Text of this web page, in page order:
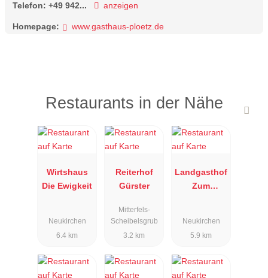
Telefon: +49 942... anzeigen
Homepage: www.gasthaus-ploetz.de
Restaurants in der Nähe
Wirtshaus
Die Ewigkeit
Neukirchen
6.4 km
Reiterhof
Gürster
Mitterfels-
Scheibelsgrub
3.2 km
Landgasthof
Zum
Neukirchen
5.9 km